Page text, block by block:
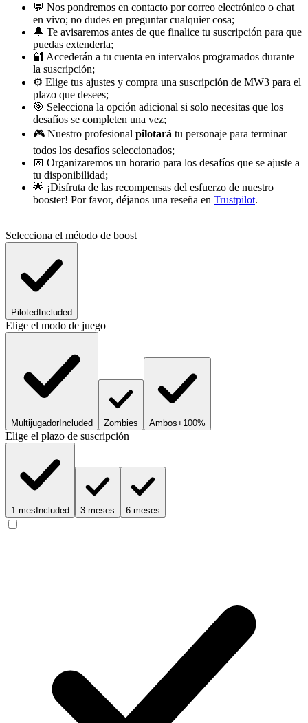
💬 Nos pondremos en contacto por correo electrónico o chat
en vivo; no dudes en preguntar cualquier cosa;
🔔 Te avisaremos antes de que finalice tu suscripción para que
puedas extenderla;
🔐 Accederán a tu cuenta en intervalos programados durante
la suscripción;
⚙️ Elige tus ajustes y compra una suscripción de MW3 para el
plazo que desees;
🎯 Selecciona la opción adicional si solo necesitas que los
desafíos se completen una vez;
🎮 Nuestro profesional pilotará tu personaje para terminar
todos los desafíos seleccionados;
📅 Organizaremos un horario para los desafíos que se ajuste a
tu disponibilidad;
🌟 ¡Disfruta de las recompensas del esfuerzo de nuestro
booster! Por favor, déjanos una reseña en Trustpilot.
Selecciona el método de boost
Piloted Included
Elige el modo de juego
MultijugadorIncluded Zombies Ambos+100%
Elige el plazo de suscripción
1 mes Included 3 meses 6 meses